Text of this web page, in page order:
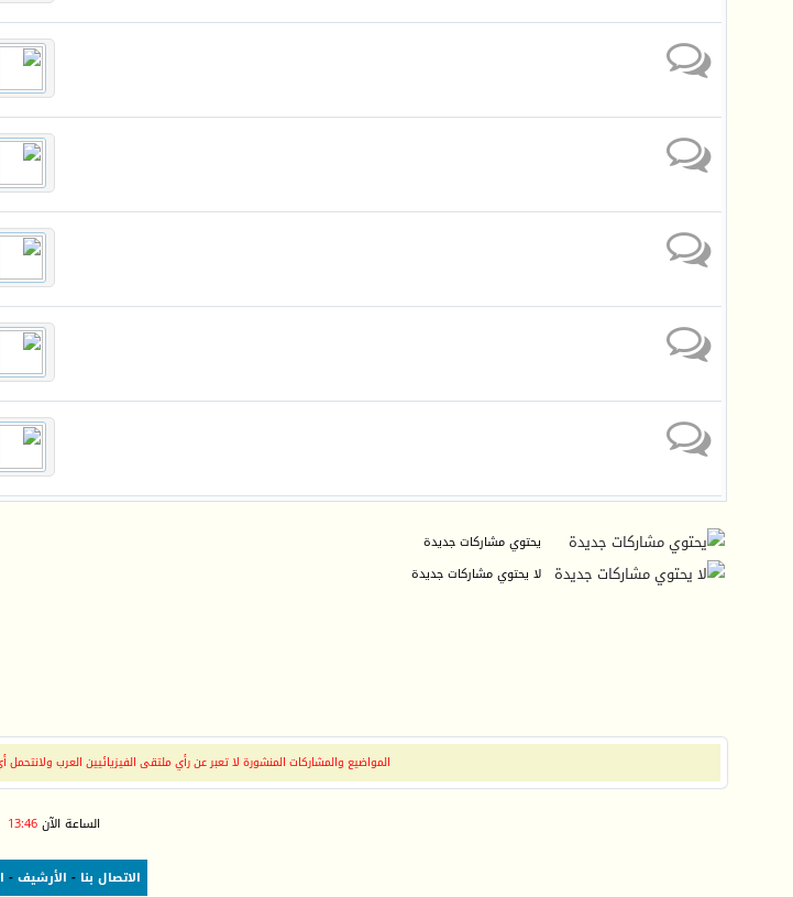
يحتوي مشاركات جديدة
لا يحتوي مشاركات جديدة
المواضيع والمشاركات المنشورة لا تعبر عن رأي ملتقى الفيزيائيين العرب
الساعة الآن13:46
الاتصال بنا - الأرشيف-